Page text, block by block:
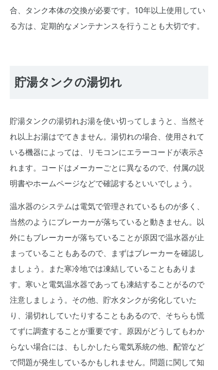
合、タンク本体の交換が必要です。10年以上使用してい
る方は、定期的なメンテナンスを行うことも大切です。
貯湯タンクの湯切れ
貯湯タンクの湯切れお湯を使い切ってしまうと、当然そ
れ以上お湯はでてきません。湯切れの場合、使用されて
いる機器によっては、リモコンにエラーコードが表示さ
れます。コードはメーカーごとに異なるので、付属の説
明書やホームページなどで確認するといいでしょう。
温水器のシステムは電気で管理されているものが多く、
当然のようにブレーカーが落ちていると動きません。以
外にもブレーカーが落ちていることが原因で温水器が止
まっていることもあるので、まずはブレーカーを確認し
ましょう。また寒冷地では凍結していることもありま
す。寒いと電気温水器であっても凍結することがるので
注意しましょう。その他、貯水タンクが劣化していた
り、湯切れしていたりすることもあるので、そちらも慌
てずに調査することが重要です。原因がどうしてもわか
らない場合には、もしかしたら電気系統の他、配管など
で問題が発生しているかもしれません。問題に関して知